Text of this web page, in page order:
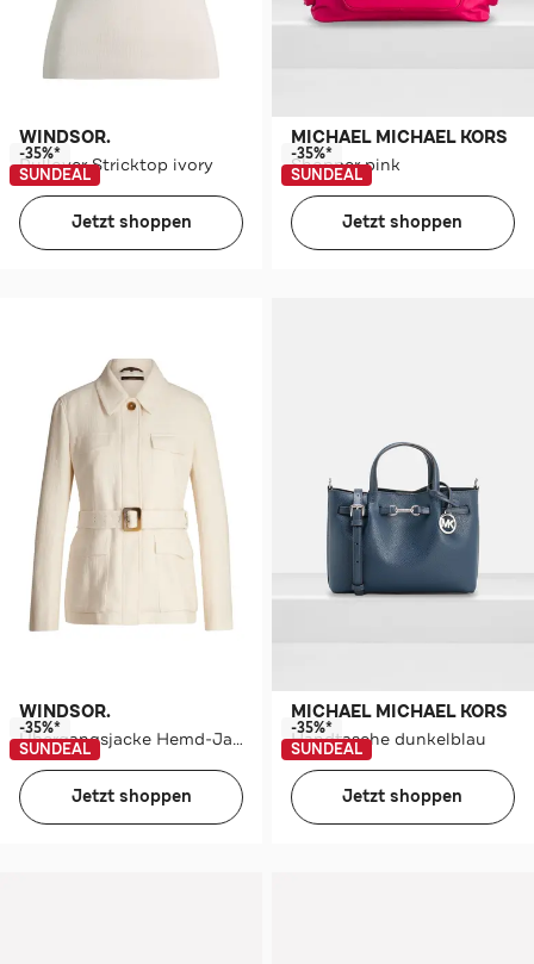
WINDSOR.
Pullover Stricktop ivory
-35%*
SUNDEAL
Jetzt shoppen
MICHAEL MICHAEL KORS
Shopper pink
-35%*
SUNDEAL
Jetzt shoppen
WINDSOR.
Übergangsjacke Hemd-Jacke ecru
-35%*
SUNDEAL
Jetzt shoppen
MICHAEL MICHAEL KORS
Handtasche dunkelblau
-35%*
SUNDEAL
Jetzt shoppen